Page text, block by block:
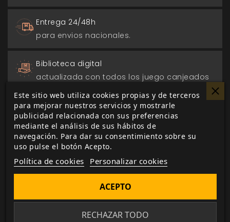
Entrega 24/48h
para envios nacionales.
Biblioteca digital
actualizada con todos los juego canjeados
o comprados.
DESCRIPCIÓN
Espirales del Corruptor
Desde el reino Umbral de Malfeas hasta las
salas de juntas de Pentex y sus filiales,
Este sitio web utiliza cookies propias y de terceros
para mejorar nuestros servicios y mostrarle
publicidad relacionada con sus preferencias
mediante el análisis de sus hábitos de
navegación. Para dar su consentimiento sobre su
uso pulse el botón Acepto.
Política de cookies Personalizar cookies
RECHAZAR TODO
ACEPTO